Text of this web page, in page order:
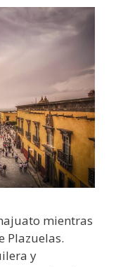
mientras
Plazuelas.
y